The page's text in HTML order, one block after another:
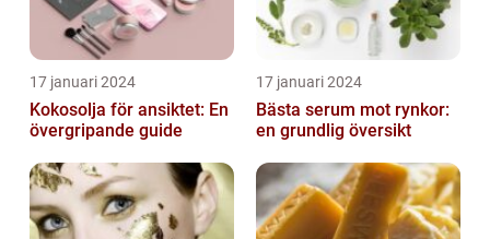
17 januari 2024
Kokosolja för ansiktet: En
övergripande guide
17 januari 2024
Bästa serum mot rynkor:
en grundlig översikt